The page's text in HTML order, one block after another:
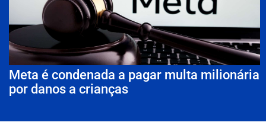
Meta é condenada a pagar multa milionária
por danos a crianças